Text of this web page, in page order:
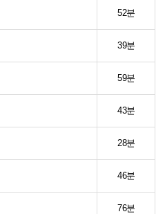
52분
39분
59분
43분
28분
46분
76분